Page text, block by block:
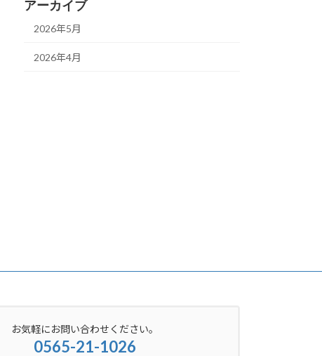
アーカイブ
2026年5月
2026年4月
お気軽にお問い合わせください。
0565-21-1026